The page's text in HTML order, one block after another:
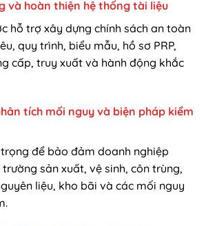
và hoàn thiện hệ thống tài liệu
hỗ trợ xây dựng chính sách an toàn
quy trình, biểu mẫu, hồ sơ PRP,
cấp, truy xuất và hành động khắc
tích mối nguy và biện pháp kiểm
để bảo đảm doanh nghiệp
sản xuất, vệ sinh, côn trùng,
liệu, kho bãi và các mối nguy